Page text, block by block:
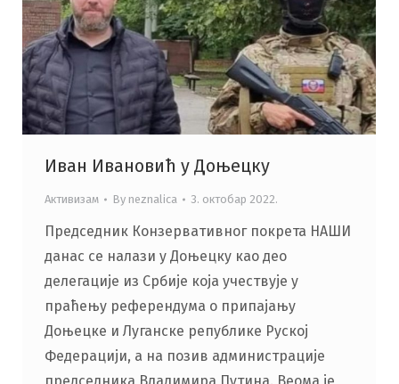
Иван Ивановић у Доњецку
Активизам By neznalica 3. октобар 2022.
Председник Конзервативног покрета НАШИ
данас се налази у Доњецку као део
делегације из Србије која учествује у
праћењу референдума о припајању
Доњецке и Луганске републике Руској
Федерацији, а на позив администрације